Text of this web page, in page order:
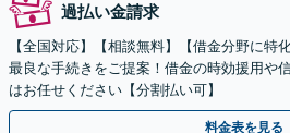
過払い金請求
【全国対応】【相談無料】【借金分野に特
最良な手続きをご提案！借金の時効援用や
はお任せください【分割払い可】
料金表を見る